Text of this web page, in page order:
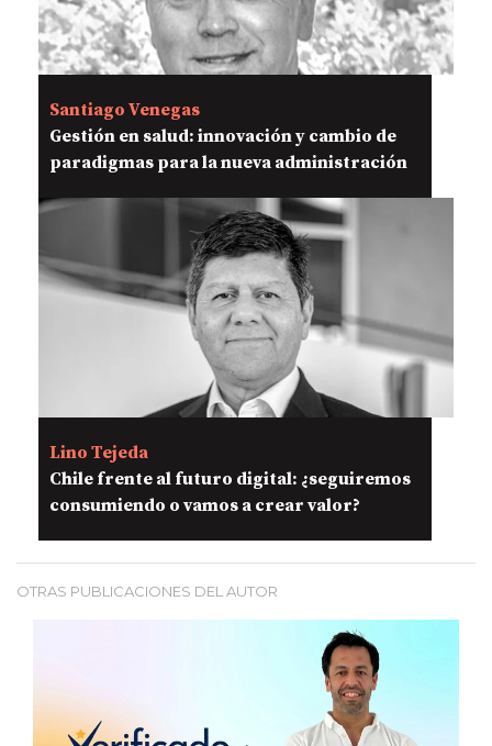
Santiago Venegas
Gestión en salud: innovación y cambio de
paradigmas para la nueva administración
Lino Tejeda
Chile frente al futuro digital: ¿seguiremos
consumiendo o vamos a crear valor?
OTRAS PUBLICACIONES DEL AUTOR